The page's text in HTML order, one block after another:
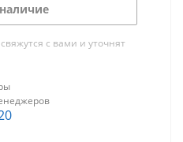
с вами и уточнят